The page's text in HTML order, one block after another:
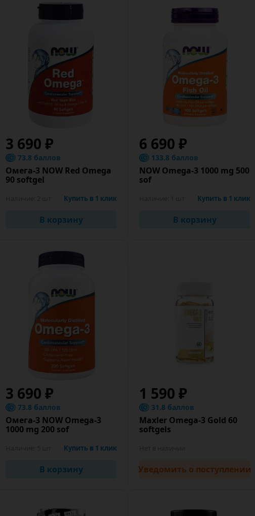
3 690 ₽
73.8 баллов
Омега-3 NOW Red Omega
90 softgel
Купить в 1 клик
В корзину
6 690 ₽
133.8 баллов
NOW Omega-3 1000 mg 500
sof
Купить в 1 клик
В корзину
3 690 ₽
73.8 баллов
Омега-3 NOW Omega-3
1000 mg 200 sof
Купить в 1 клик
В корзину
1 590 ₽
31.8 баллов
Maxler Omega-3 Gold 60
softgels
Уведомить о поступлении